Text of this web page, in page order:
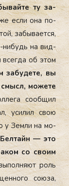
ту за­
ес­ли она по­
за­быва­ет­ся,
ни­будь на вид­
всег­да об этом
за­буде­те, вы
мо­жете
со­об­щил
уси­лил свою
у Зем­ли на мо­
Бел­тайн — это
со сво­им
роль
со­юза,